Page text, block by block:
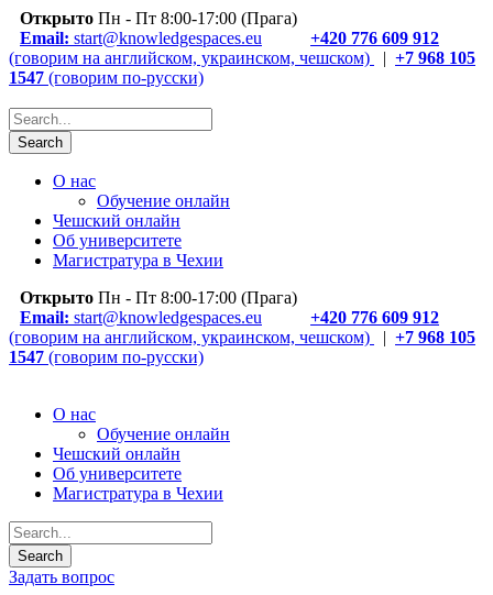
Открыто Пн - Пт 8:00-17:00 (Прага)
Email: start@knowledgespaces.eu
+420 776 609 912
(говорим на английском, украинском, чешском)
| +7 968 105
1547 (говорим по-русски)
О нас
Обучение онлайн
Чешский онлайн
Об университете
Магистратура в Чехии
Открыто Пн - Пт 8:00-17:00 (Прага)
Email: start@knowledgespaces.eu
+420 776 609 912
(говорим на английском, украинском, чешском)
| +7 968 105
1547 (говорим по-русски)
О нас
Обучение онлайн
Чешский онлайн
Об университете
Магистратура в Чехии
Задать вопрос